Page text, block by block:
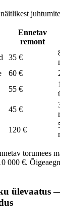
Ennetav
remont
35 €
60 €
55 €
45 €
120 €
torumees
000 €.
ülevaatus